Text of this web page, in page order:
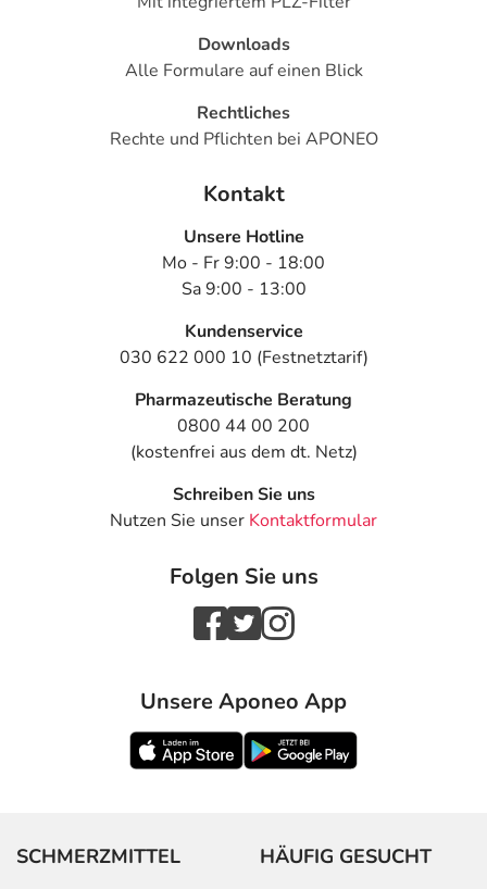
Downloads
Alle Formulare auf einen Blick
Rechtliches
Rechte und Pflichten bei APONEO
Kontakt
Unsere Hotline
Mo - Fr 9:00 - 18:00
Sa 9:00 - 13:00
Kundenservice
030 622 000 10 (Festnetztarif)
Pharmazeutische Beratung
0800 44 00 200
(kostenfrei aus dem dt. Netz)
Schreiben Sie uns
Nutzen Sie unser Kontaktformular
Folgen Sie uns
Unsere Aponeo App
SCHMERZMITTEL HÄUFIG GESUCHT